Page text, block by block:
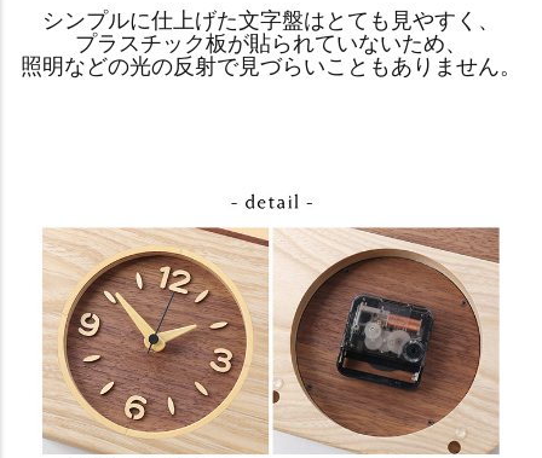
シンプルに仕上げた文字盤はとても見やすく、
プラスチック板が貼られていないため、
照明などの光の反射で見づらいこともありません。